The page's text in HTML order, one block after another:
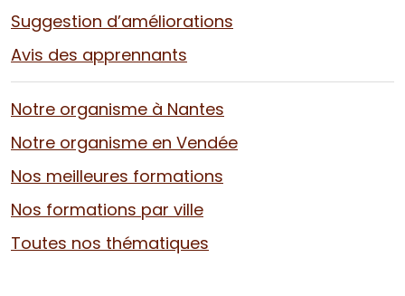
Suggestion d’améliorations
Avis des apprennants
Notre organisme à Nantes
Notre organisme en Vendée
Nos meilleures formations
Nos formations par ville
Toutes nos thématiques